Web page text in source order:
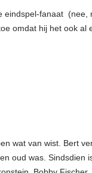
eindspel-fanaat (nee,
omdat hij het ook al
wat van wist. Bert
oud was. Sindsdien